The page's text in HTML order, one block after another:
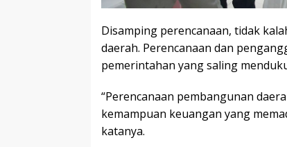
Disamping perencanaan, tidak
daerah. Perencanaan dan
pemerintahan yang saling
“Perencanaan pembangunan
kemampuan keuangan yang
katanya.